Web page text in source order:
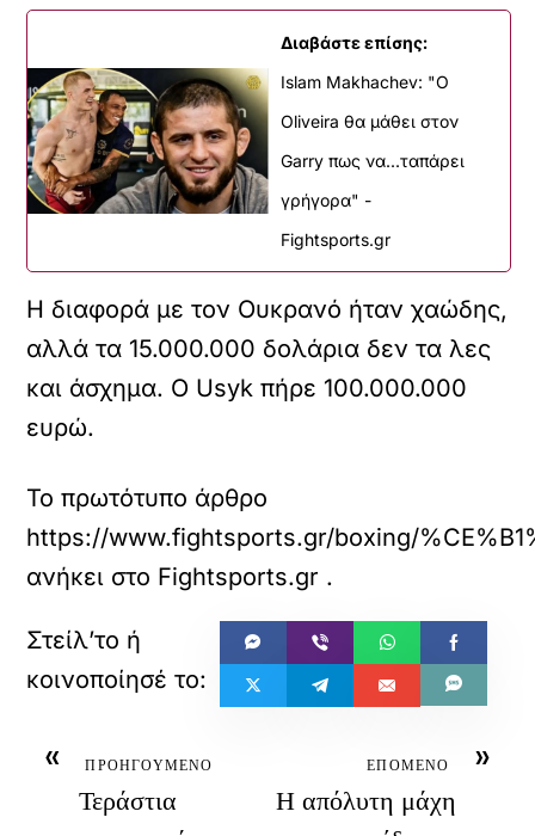
Διαβάστε επίσης:
Islam Makhachev: "Ο
Oliveira θα μάθει στον
Garry πως να...ταπάρει
γρήγορα" -
Fightsports.gr
Η διαφορά με τον Ουκρανό ήταν χαώδης,
αλλά τα 15.000.000 δολάρια δεν τα λες
και άσχημα. Ο Usyk πήρε 100.000.000
ευρώ.
Το πρωτότυπο άρθρο
https://www.fightsports.gr/boxing/
ανήκει στο Fightsports.gr .
« ΠΡΟΗΓΟΥΜΕΝΟ
Τεράστια
»
ΕΠΟΜΕΝΟ
Η απόλυτη μάχη